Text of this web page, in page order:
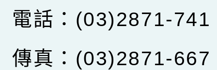
電話：(03)2871-741
傳真：(03)2871-667